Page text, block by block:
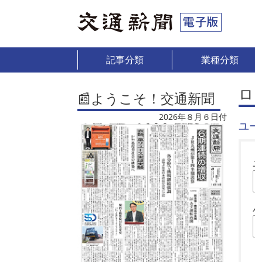
記事分類 業種分類
📰ようこそ！交通新聞
2026年８月６日付
ユ